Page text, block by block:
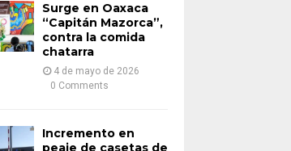
Surge en Oaxaca
“Capitán Mazorca”,
contra la comida
chatarra
4 de mayo de 2026
0 Comments
Incremento en
peaje de casetas de